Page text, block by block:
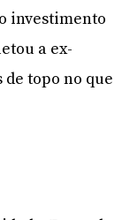
investimento
a ex-
de topo no que